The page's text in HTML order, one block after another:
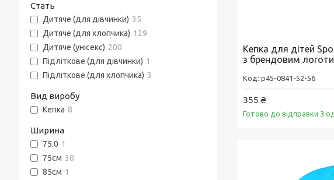
Кепка для дітей
з брендовим
p45-0841-52-56
355 ₴
Готово до відправки 3
Стать
Дитяче (для дівчинки) 35
Дитяче (для хлопчика) 129
Дитяче (унісекс) 200
Підліткове (для дівчинки) 1
Підліткове (для хлопчика) 3
Вид виробу
Кепка 8
Ширина
75.0 1
75см 30
85см 1